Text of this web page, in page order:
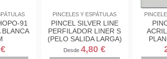
Y ESPÁTULAS
MIR REF.
DE 90mm
(asimetrica)
PINCELES Y ESPÁTULAS
PALETINA CHOPO-91
PELO CERDA BLANCA
40MM
2,25 €